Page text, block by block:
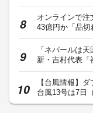
オンラインで
43億円か「品
「ネパールは
新・吉村代表
【台風情報】
台風13号は7日